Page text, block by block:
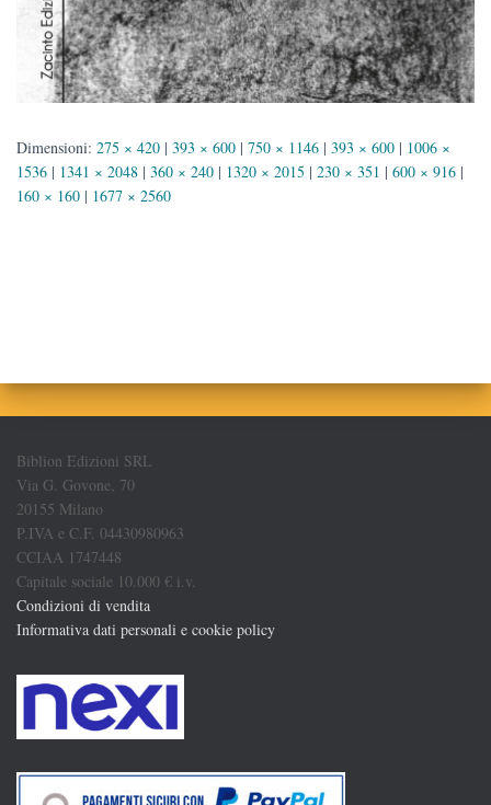
Dimensioni: 275 × 420 | 393 × 600 | 750 × 1146 | 393 × 600 | 1006 ×
1536 | 1341 × 2048 | 360 × 240 | 1320 × 2015 | 230 × 351 | 600 × 916 |
160 × 160 | 1677 × 2560
Biblion Edizioni SRL
Via G. Govone, 70
20155 Milano
P.IVA e C.F. 04430980963
CCIAA 1747448
Capitale sociale 10.000 € i.v.
Condizioni di vendita
Informativa dati personali e cookie policy